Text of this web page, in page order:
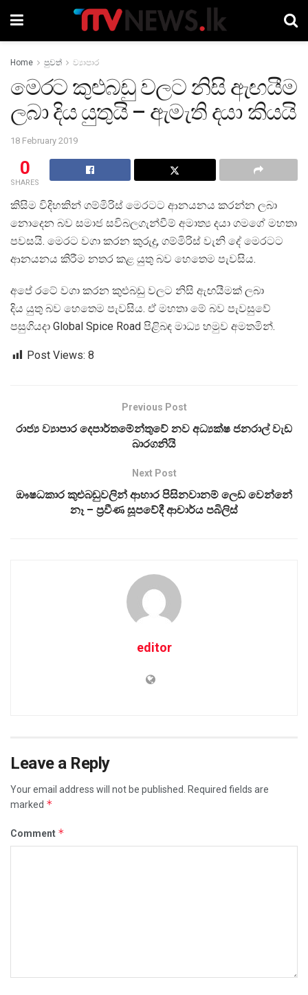
Home පුවත් ව්‍යාපාර
මෙරට කුළුබඩු වලට නිසි ඇඟයීම
ලබා දිය යුතුයි – ඇමැති දයා කියයි
18 February 2019
0
SHARES
කිසිම විදිහකින් ගම්මිරිස් මෙරටට ආනයනය කරන්න ලබා
නොදෙන බව සමාජ සවිබලගැන්වීම් අමාත්‍ය දයා ගමගේ මහතා
පවසයි. මෙරට වගා කරන කුරුදු, ගම්මිරිස් වැනි දේ මෙරටට
ආනයනය කිරීම නතර කළ යුතු බව හෙතෙම පැවසිය.
අපේ රටේ වගා කරන කුළුබඩු වලට නිසි ඇඟයීමක් ලබා
දිය යුතු බව හෙතෙම පැවසිය. ඒ මහතා මේ බව පැවසුවේ
පසුගියදා Global Spice Road පිළිබඳ මාධ්‍ය හමුව අමතමින්.
Post Views: 8
Previous Post
රාජ්‍ය ව්‍යාපාර දෙපාර්තමේන්තුවේ නව අධ්‍යක්ෂ ජනරාල් වැඩ
බාරගනියි
Next Post
ඖෂධකාර කුළුබඩුවලින් ආහාර පිසිනවානම් ලෙඩ වෙන්නේ
නෑ – ප්‍රවීණ සූපවේදී ආචාර්ය පබිලිස්
editor
Leave a Reply
Your email address will not be published.
Required fields are
marked *
Comment *